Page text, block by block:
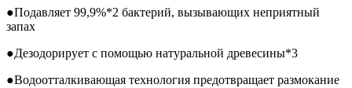
●Подавляет 99,9%*2 бактерий, вызывающих неприятный
запах
●Дезодорирует с помощью натуральной древесины*3
●Водоотталкивающая технология предотвращает размокание